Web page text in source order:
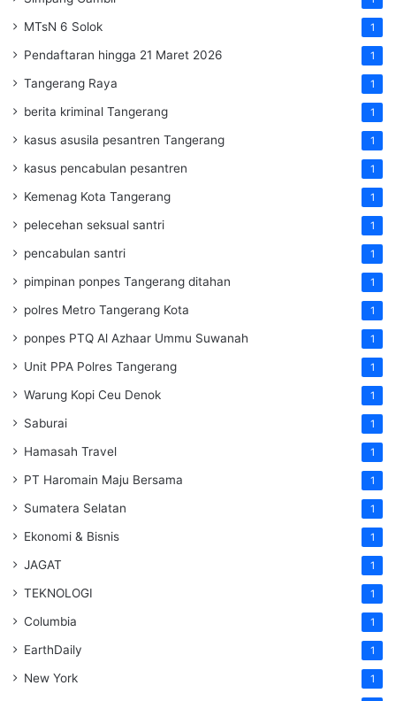
MTsN 6 Solok 1
Pendaftaran hingga 21 Maret 2026 1
Tangerang Raya 1
berita kriminal Tangerang 1
kasus asusila pesantren Tangerang 1
kasus pencabulan pesantren 1
Kemenag Kota Tangerang 1
pelecehan seksual santri 1
pencabulan santri 1
pimpinan ponpes Tangerang ditahan 1
polres Metro Tangerang Kota 1
ponpes PTQ Al Azhaar Ummu Suwanah 1
Unit PPA Polres Tangerang 1
Warung Kopi Ceu Denok 1
Saburai 1
Hamasah Travel 1
PT Haromain Maju Bersama 1
Sumatera Selatan 1
Ekonomi & Bisnis 1
JAGAT 1
TEKNOLOGI 1
Columbia 1
EarthDaily 1
New York 1